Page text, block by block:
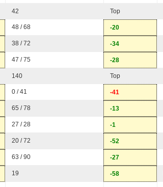
42 Top
48 / 68 -20
38 / 72 -34
47 / 75 -28
140 Top
0 / 41 -41
65 / 78 -13
27 / 28 -1
20 / 72 -52
63 / 90 -27
19 -58